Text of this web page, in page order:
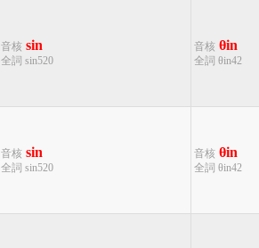
音核 sin
全詞 sin520
音核 θin
全詞 θin42
音核 sin
全詞 sin520
音核 θin
全詞 θin42